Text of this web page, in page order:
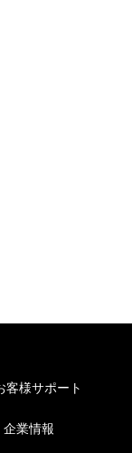
客様サポート
企業情報